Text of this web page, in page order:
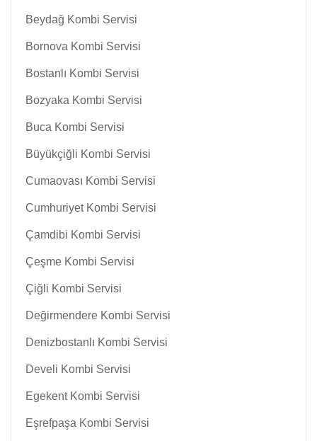
Beydağ Kombi Servisi
Bornova Kombi Servisi
Bostanlı Kombi Servisi
Bozyaka Kombi Servisi
Buca Kombi Servisi
Büyükçiğli Kombi Servisi
Cumaovası Kombi Servisi
Cumhuriyet Kombi Servisi
Çamdibi Kombi Servisi
Çeşme Kombi Servisi
Çiğli Kombi Servisi
Değirmendere Kombi Servisi
Denizbostanlı Kombi Servisi
Develi Kombi Servisi
Egekent Kombi Servisi
Eşrefpaşa Kombi Servisi